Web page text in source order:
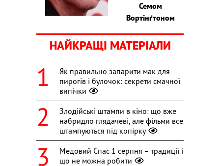
Семом
Вортінґтоном
НАЙКРАЩІ МАТЕРІАЛИ
Як правильно запарити мак для
пирогів і булочок: секрети смачної
випічки
Злодійські штампи в кіно: що вже
набридло глядачеві, але фільми все
штампуються під копірку
Медовий Спас 1 серпня – традиції і
що не можна робити